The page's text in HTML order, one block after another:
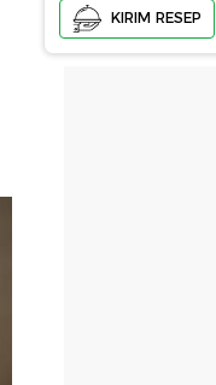
KIRIM RESEP